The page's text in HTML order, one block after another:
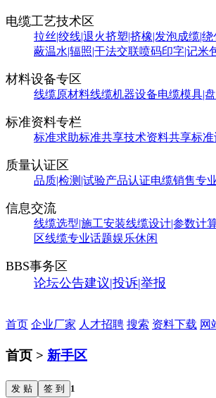
电缆工艺技术区
拉丝|绞线|退火挤塑|挤橡|发泡成缆|
蔽温水|辐照|干法交联喷码印字|记米
材料设备专区
线缆原材料线缆机器设备电缆模具|
标准资料专栏
标准求助标准共享技术资料共享标准
质量认证区
品质|检测|试验产品认证电缆销售专
信息交流
线缆选型|施工安装线缆设计|参数计
区线缆专业话题娱乐休闲
BBS事务区
论坛公告建议|投诉|举报
首页 企业厂家 人才招聘 搜索 资料下载 网
首页 > 新手区
发 贴 签 到 1